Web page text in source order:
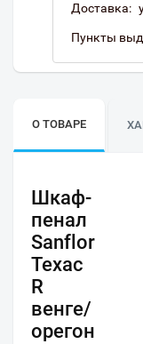
Доставка:
Пункты
О ТОВАРЕ
Шкаф-
пенал
Sanflor
Техас
R
венге/
орегон